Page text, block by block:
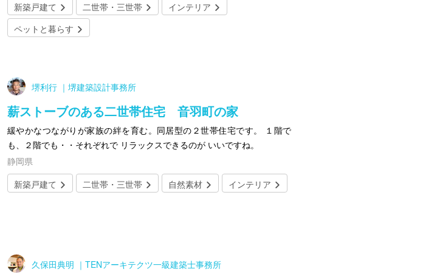
新築戸建て
二世帯・三世帯
インテリア
ペットと暮らす
堺利行 ｜堺建築設計事務所
薪ストーブのある二世帯住宅 音羽町の家
緩やかなつながりが家族の絆を育む。同居型の２世帯住宅です。 １階で
も、２階でも・・それぞれで リラックスできるのが いいですね。
静岡県
新築戸建て
二世帯・三世帯 自然素材 インテリア
久保田典明 ｜TENアーキテクツ一級建築士事務所